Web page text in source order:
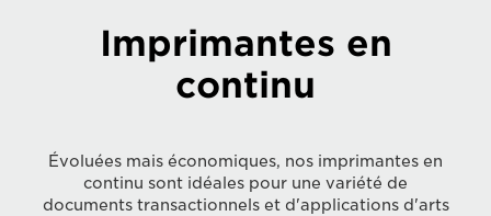
Imprimantes en
continu
Évoluées mais économiques, nos imprimantes en
continu sont idéales pour une variété de
documents transactionnels et d'applications d'arts